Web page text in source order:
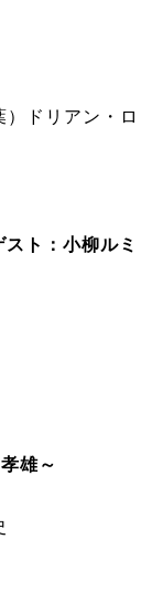
）ドリアン・ロ
ト：小柳ルミ
雄～